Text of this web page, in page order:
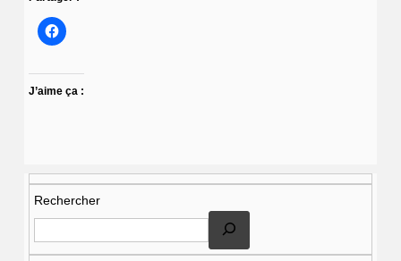
J’aime ça :
Rechercher